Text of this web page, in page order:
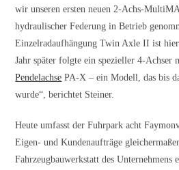
wir unseren ersten neuen 2-Achs-
hydraulischer Federung in Betrieb
Einzelradaufhängung Twin Axle II ist
Jahr später folgte ein spezieller 4-Achser
Pendelachse PA-X – ein Modell, das bis
wurde“, berichtet Steiner.
Heute umfasst der Fuhrpark acht
Eigen- und Kundenaufträge
Fahrzeugbauwerkstatt des Unternehmens